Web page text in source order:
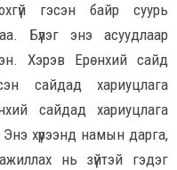
гэсэн байр суурь
Бүлэг энэ асуудлаар
Хэрэв Ерөнхий сайд
сайдад хариуцлага
сайдад хариуцлага
Энэ хүрээнд намын дарга,
нь зүйтэй гэдэг